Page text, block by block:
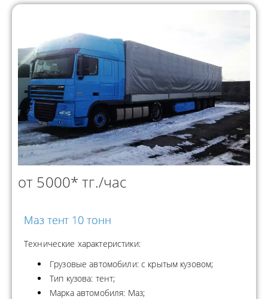
от 5000* тг./час
Маз тент 10 тонн
Технические характеристики:
Грузовые автомобили: с крытым кузовом;
Тип кузова: тент;
Марка автомобиля: Маз;